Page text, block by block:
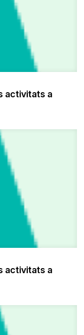
activitats a
activitats a